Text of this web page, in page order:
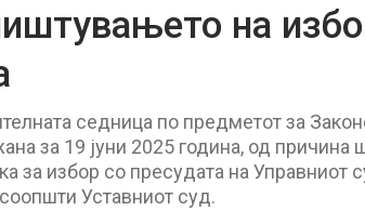
на
седница по предметот за
за 19 јуни 2025 година, од причина
за избор со пресудата на Управниот
Уставниот суд.